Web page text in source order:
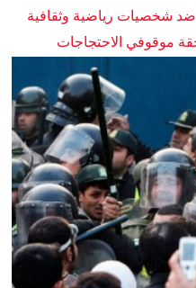
ضد شخصيات رياضية وثقافية
موقوفي الاحتجاجات